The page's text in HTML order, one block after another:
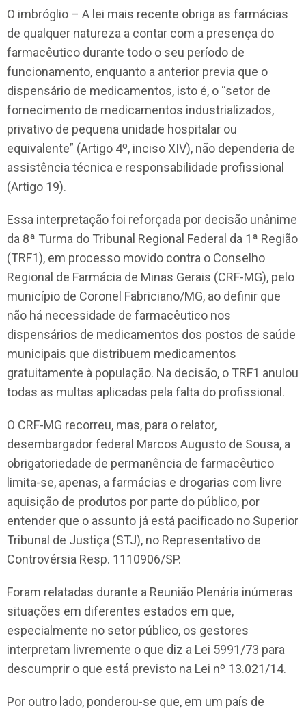
O imbróglio – A lei mais recente obriga as farmácias
de qualquer natureza a contar com a presença do
farmacêutico durante todo o seu período de
funcionamento, enquanto a anterior previa que o
dispensário de medicamentos, isto é, o “setor de
fornecimento de medicamentos industrializados,
privativo de pequena unidade hospitalar ou
equivalente” (Artigo 4º, inciso XIV), não dependeria de
assistência técnica e responsabilidade profissional
(Artigo 19).
Essa interpretação foi reforçada por decisão unânime
da 8ª Turma do Tribunal Regional Federal da 1ª Região
(TRF1), em processo movido contra o Conselho
Regional de Farmácia de Minas Gerais (CRF-MG), pelo
município de Coronel Fabriciano/MG, ao definir que
não há necessidade de farmacêutico nos
dispensários de medicamentos dos postos de saúde
municipais que distribuem medicamentos
gratuitamente à população. Na decisão, o TRF1 anulou
todas as multas aplicadas pela falta do profissional.
O CRF-MG recorreu, mas, para o relator,
desembargador federal Marcos Augusto de Sousa, a
obrigatoriedade de permanência de farmacêutico
limita-se, apenas, a farmácias e drogarias com livre
aquisição de produtos por parte do público, por
entender que o assunto já está pacificado no Superior
Tribunal de Justiça (STJ), no Representativo de
Controvérsia Resp. 1110906/SP.
Foram relatadas durante a Reunião Plenária inúmeras
situações em diferentes estados em que,
especialmente no setor público, os gestores
interpretam livremente o que diz a Lei 5991/73 para
descumprir o que está previsto na Lei nº 13.021/14.
Por outro lado, ponderou-se que, em um país de